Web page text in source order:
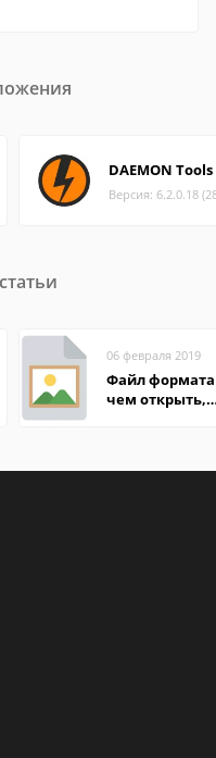
DAEMON
Версия: 6.2.0.18
06 февраля 2019
Файл формата
чем открыть,